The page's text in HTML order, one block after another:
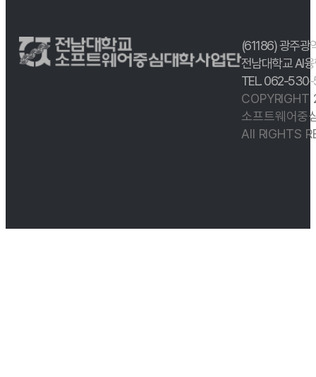
(61186) 광주광
전남대학교 AI
TEL. 062-
COPYRIGHT
소프트웨어중
All RIGHTS